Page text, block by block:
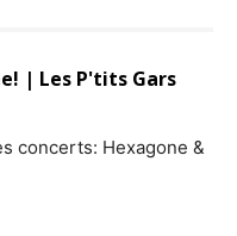
| Les P'tits Gars
concerts: Hexagone &